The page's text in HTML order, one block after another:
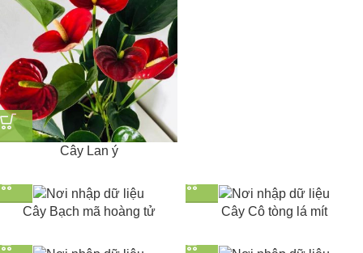
Cây Lan ý
Cây Bạch mã hoàng tử Cây Cô tòng lá mít